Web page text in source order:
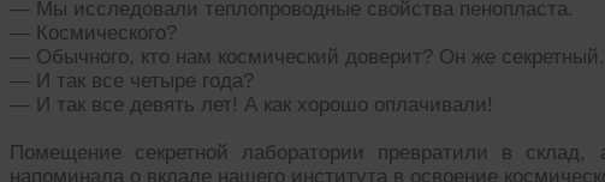
— Мы исследовали теплопроводные свойства пенопласта.
— Космического?
— Обычного, кто нам космический доверит? Он же секретный.
— И так все четыре года?
— И так все девять лет! А как хорошо оплачивали!
Помещение секретной лаборатории превратили в
напоминала о вкладе нашего института в освоение